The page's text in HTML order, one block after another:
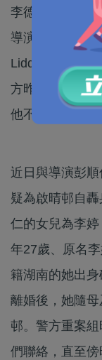
李德仁，其跟
導演彭順傳出緋
Liddy爆出緋聞
方昨晚聯絡上
他不認識被槍殺
近日與導演彭
疑為啟晴邨自
仁的女兒為李
年27歲、原名
籍湖南的她出
離婚後，她隨
邨。警方重案
們聯絡，直至